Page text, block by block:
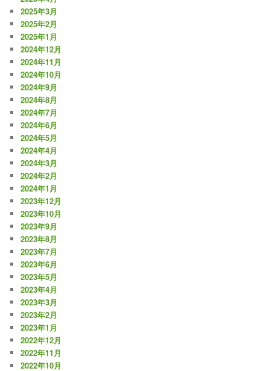
2025年3月
2025年2月
2025年1月
2024年12月
2024年11月
2024年10月
2024年9月
2024年8月
2024年7月
2024年6月
2024年5月
2024年4月
2024年3月
2024年2月
2024年1月
2023年12月
2023年10月
2023年9月
2023年8月
2023年7月
2023年6月
2023年5月
2023年4月
2023年3月
2023年2月
2023年1月
2022年12月
2022年11月
2022年10月